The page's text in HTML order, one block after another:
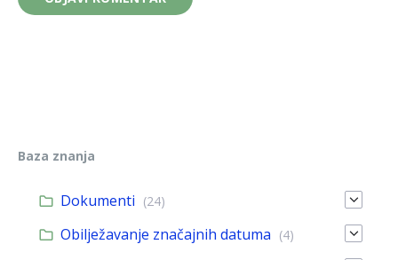
Baza znanja
Dokumenti (24)
Obilježavanje značajnih datuma (4)